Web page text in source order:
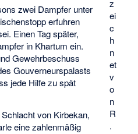
z
ei
c
h
n
et
v
o
n
R
.
zwei Dampfer unter
erfuhren
Einen Tag später,
in Khartum ein.
Gewehrbeschuss
Gouverneurspalasts
jede Hilfe zu spät
von Kirbekan,
eine zahlenmäßig